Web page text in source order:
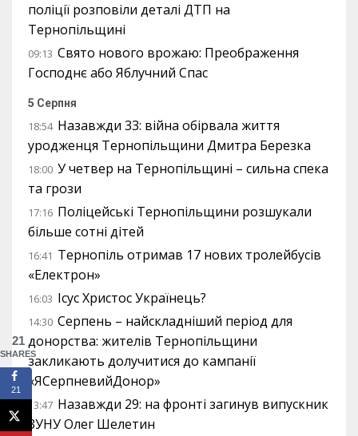
поліції розповіли деталі ДТП на
Тернопільщині
09:13 Свято нового врожаю: Преображення
Господнє або Яблучний Спас
5 Серпня
18:54 Назавжди 33: війна обірвала життя
уродженця Тернопільщини Дмитра Березка
18:00 У четвер на Тернопільщині – сильна спека
та грози
17:16 Поліцейські Тернопільщини розшукали
більше сотні дітей
16:41 Тернопіль отримав 17 нових тролейбусів
«Електрон»
16:03 Ісус Христос Українець?
14:30 Серпень – найскладніший період для
донорства: жителів Тернопільщини
закликають долучитися до кампанії
«ЯСерпневийДонор»
13:47 Назавжди 29: на фронті загинув випускник
ЗУНУ Олег Шелетин
21
SHARES
21